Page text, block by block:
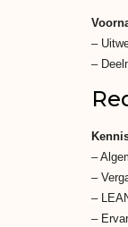
–
–
–
–
–
–